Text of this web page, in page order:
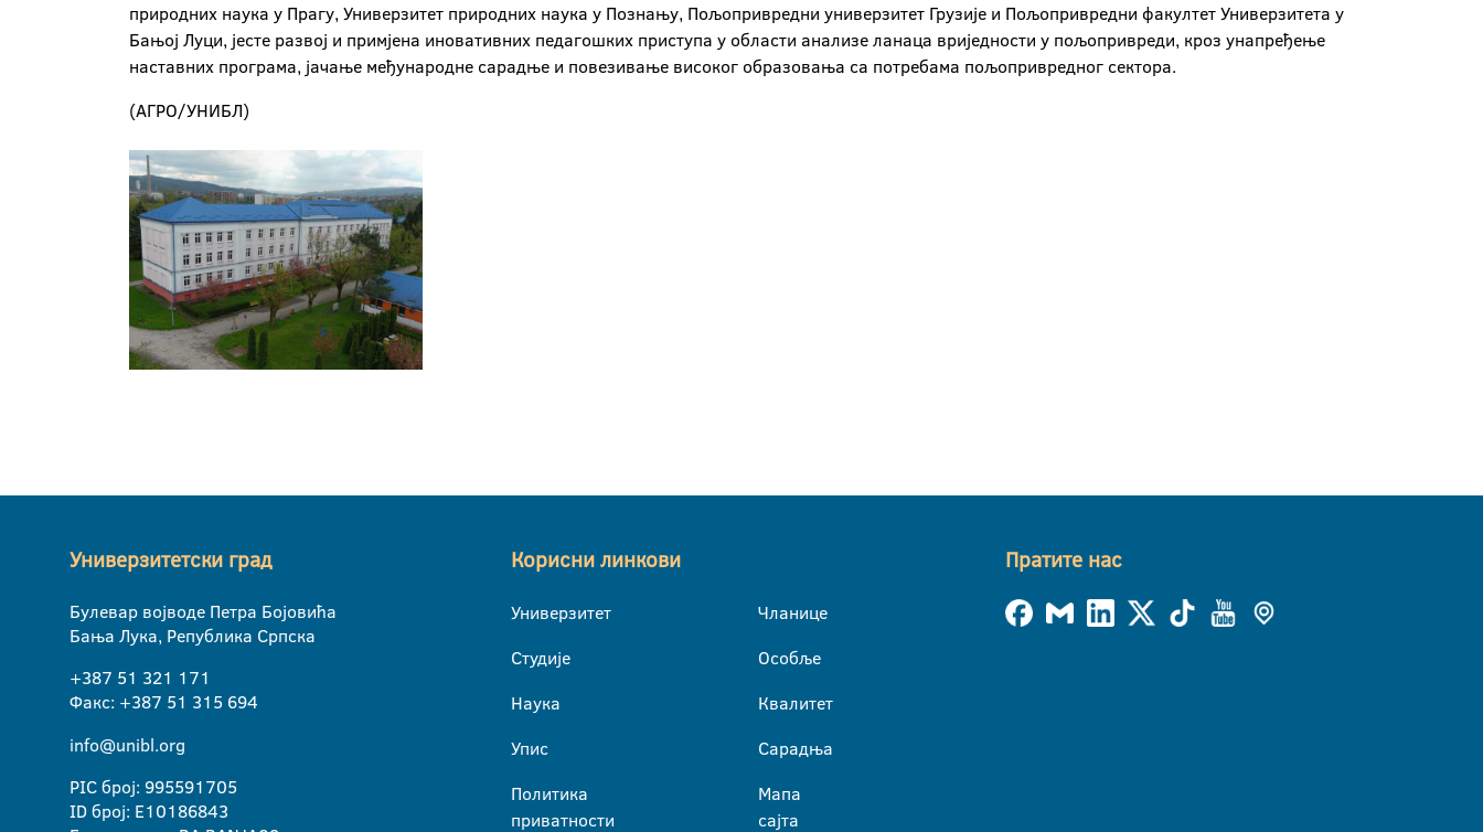
природних наука у Прагу, Универзитет природних наука у Познању, Пољопривредни универзитет Грузије и Пољопривредни факултет Универзитета у
Бањој Луци, јесте развој и примјена иновативних педагошких приступа у области анализе ланаца вриједности у пољопривреди, кроз унапређење
наставних програма, јачање међународне сарадње и повезивање високог образовања са потребама пољопривредног сектора.
(АГРО/УНИБЛ)
Универзитетски град
Булевар војводе Петра Бојовића
Бања Лука, Република Српска
+387 51 321 171
Факс: +387 51 315 694
info@unibl.org
PIC број: 995591705
ID број: E10186843
Корисни линкови
Универзитет
Студије
Наука
Упис
Политика
приватности
Чланице
Особље
Квалитет
Сарадња
Мапа
сајта
Пратите нас